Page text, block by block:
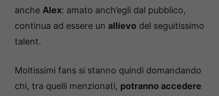
anche Alex: amato anch’egli dal pubblico,
continua ad essere un allievo del seguitissimo
talent.
Moltissimi fans si stanno quindi domandando
chi, tra quelli menzionati, potranno accedere